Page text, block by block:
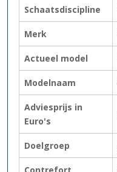
Schaatsdiscipline
Merk
Actueel model
Modelnaam
Adviesprijs in
Euro's
Doelgroep